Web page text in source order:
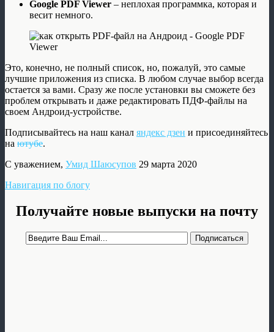
Google PDF Viewer – неплохая программка, которая и
весит немного.
Это, конечно, не полный список, но, пожалуй, это самые
лучшие приложения из списка. В любом случае выбор всегда
остается за вами. Сразу же после установки вы сможете без
проблем открывать и даже редактировать ПДФ-файлы на
своем Андроид-устройстве.
Подписывайтесь на наш канал яндекс дзен и присоединяйтесь
на ютубе.
С уважением, Умид Шаюсупов 29 марта 2020
Навигация по блогу
Получайте новые выпуски на почту